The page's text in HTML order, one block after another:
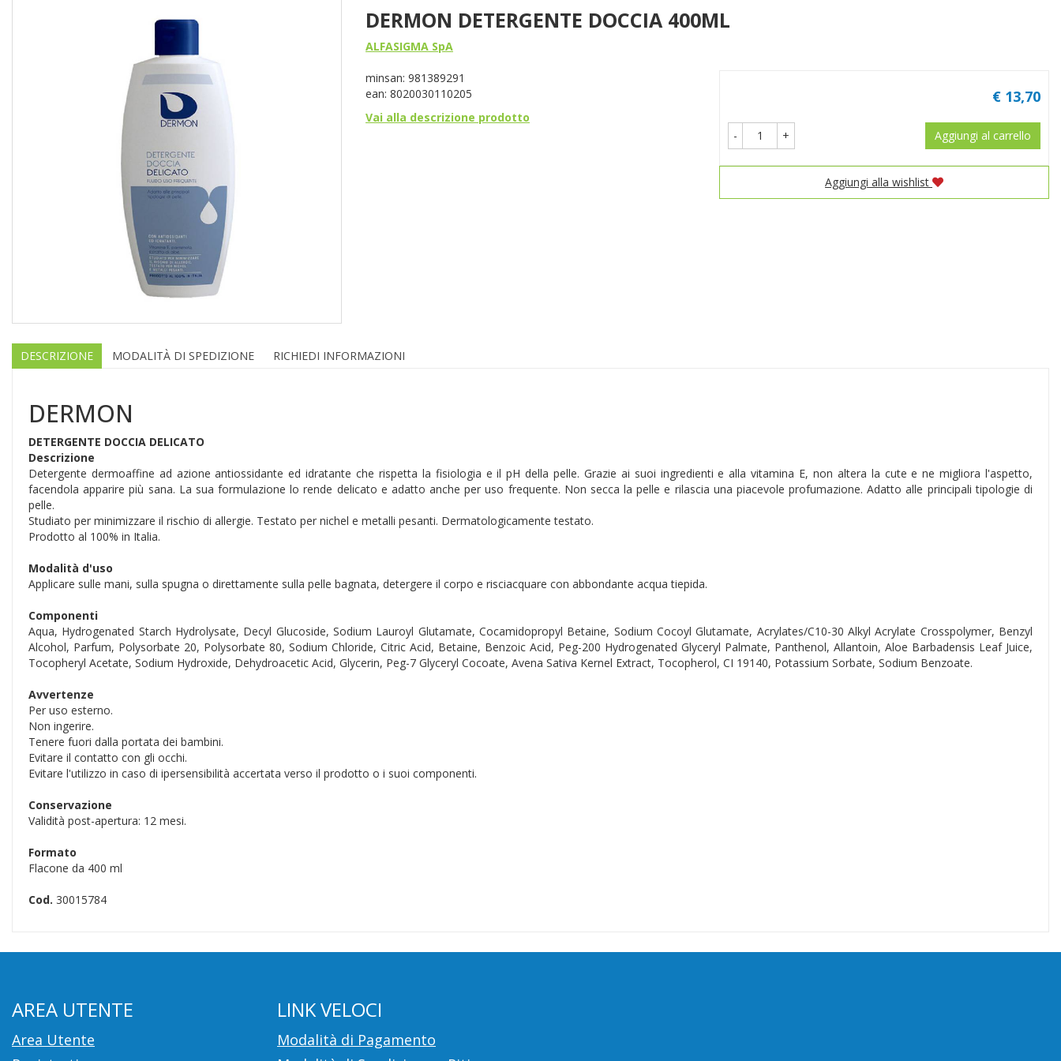
DERMON DETERGENTE DOCCIA 400ML
ALFASIGMA SpA
minsan: 981389291
ean: 8020030110205
Vai alla descrizione prodotto
€ 13,70
- + Aggiungi al carrello
Aggiungi alla wishlist
DESCRIZIONE MODALITÀ DI SPEDIZIONE RICHIEDI INFORMAZIONI
DERMON
DETERGENTE DOCCIA DELICATO
Descrizione
Detergente dermoaffine ad azione antiossidante ed idratante che rispetta la fisiologia e il pH della pelle. Grazie ai suoi ingredienti e alla vitamina E, non altera la cute e ne migliora l'aspetto,
facendola apparire più sana. La sua formulazione lo rende delicato e adatto anche per uso frequente. Non secca la pelle e rilascia una piacevole profumazione. Adatto alle principali tipologie di
pelle.
Studiato per minimizzare il rischio di allergie. Testato per nichel e metalli pesanti. Dermatologicamente testato.
Prodotto al 100% in Italia.
Modalità d'uso
Applicare sulle mani, sulla spugna o direttamente sulla pelle bagnata, detergere il corpo e risciacquare con abbondante acqua tiepida.
Componenti
Aqua, Hydrogenated Starch Hydrolysate, Decyl Glucoside, Sodium Lauroyl Glutamate, Cocamidopropyl Betaine, Sodium Cocoyl Glutamate, Acrylates/C10-30 Alkyl Acrylate Crosspolymer, Benzyl
Alcohol, Parfum, Polysorbate 20, Polysorbate 80, Sodium Chloride, Citric Acid, Betaine, Benzoic Acid, Peg-200 Hydrogenated Glyceryl Palmate, Panthenol, Allantoin, Aloe Barbadensis Leaf Juice,
Tocopheryl Acetate, Sodium Hydroxide, Dehydroacetic Acid, Glycerin, Peg-7 Glyceryl Cocoate, Avena Sativa Kernel Extract, Tocopherol, CI 19140, Potassium Sorbate, Sodium Benzoate.
Avvertenze
Per uso esterno.
Non ingerire.
Tenere fuori dalla portata dei bambini.
Evitare il contatto con gli occhi.
Evitare l'utilizzo in caso di ipersensibilità accertata verso il prodotto o i suoi componenti.
Conservazione
Validità post-apertura: 12 mesi.
Formato
Flacone da 400 ml
Cod. 30015784
AREA UTENTE
Area Utente
LINK VELOCI
Modalità di Pagamento